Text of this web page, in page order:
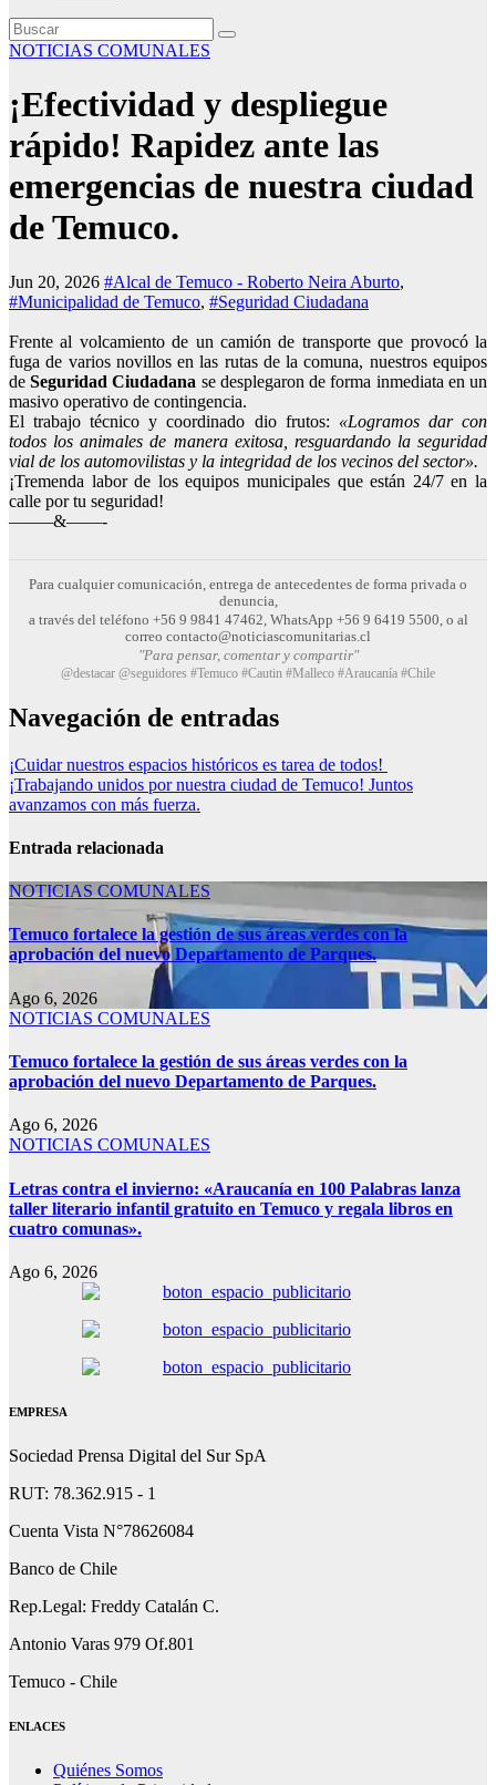
NOTICIAS COMUNALES
¡Efectividad y despliegue
rápido! Rapidez ante las
emergencias de nuestra ciudad
de Temuco.
Jun 20, 2026 #Alcal de Temuco - Roberto Neira Aburto,
#Municipalidad de Temuco, #Seguridad Ciudadana
Frente al volcamiento de un camión de transporte que provocó la
fuga de varios novillos en las rutas de la comuna, nuestros equipos
deSeguridad Ciudadana se desplegaron de forma inmediata en un
masivo operativo de contingencia.
El trabajo técnico y coordinado dio frutos: «Logramos dar con
todos los animales de manera exitosa, resguardando la seguridad
vial de los automovilistas y la integridad de los vecinos del sector».
¡Tremenda labor de los equipos municipales que están 24/7 en la
calle por tu seguridad!
——–&——-
Para cualquier comunicación, entrega de antecedentes de forma privada o
denuncia,
a través del teléfono +56 9 9841 47462, WhatsApp +56 9 6419 5500, o al
correo contacto@noticiascomunitarias.cl
"Para pensar, comentar y compartir"
@destacar @seguidores #Temuco #Cautin #Malleco #Araucanía #Chile
Navegación de entradas
¡Cuidar nuestros espacios históricos es tarea de todos!
¡Trabajando unidos por nuestra ciudad de Temuco! Juntos
avanzamos con más fuerza.
Entrada relacionada
NOTICIAS COMUNALES
Temuco fortalece la gestión de sus áreas verdes con la
aprobación del nuevo Departamento de Parques.
Ago 6, 2026
NOTICIAS COMUNALES
Temuco fortalece la gestión de sus áreas verdes con la
aprobación del nuevo Departamento de Parques.
Ago 6, 2026
NOTICIAS COMUNALES
Letras contra el invierno: «Araucanía en 100 Palabras lanza
taller literario infantil gratuito en Temuco y regala libros en
cuatro comunas».
Ago 6, 2026
EMPRESA
Sociedad Prensa Digital del Sur SpA
RUT: 78.362.915 - 1
Cuenta Vista N°78626084
Banco de Chile
Rep.Legal: Freddy Catalán C.
Antonio Varas 979 Of.801
Temuco - Chile
ENLACES
Quiénes Somos